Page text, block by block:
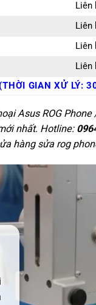
Liên
Liên
Liên
Liên
GIAN XỬ LÝ:
Asus ROG
nhất. Hotline:
hàng sửa rog